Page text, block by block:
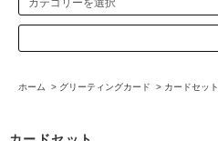
ホーム > グリーティングカード > カードセット